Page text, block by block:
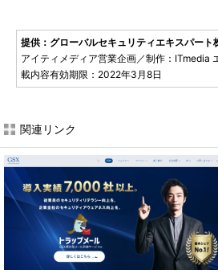
提供：グローバルセキュリティエキスパート
アイティメディア営業企画／制作：ITmedia
載内容有効期限：2022年3月8日
関連リンク